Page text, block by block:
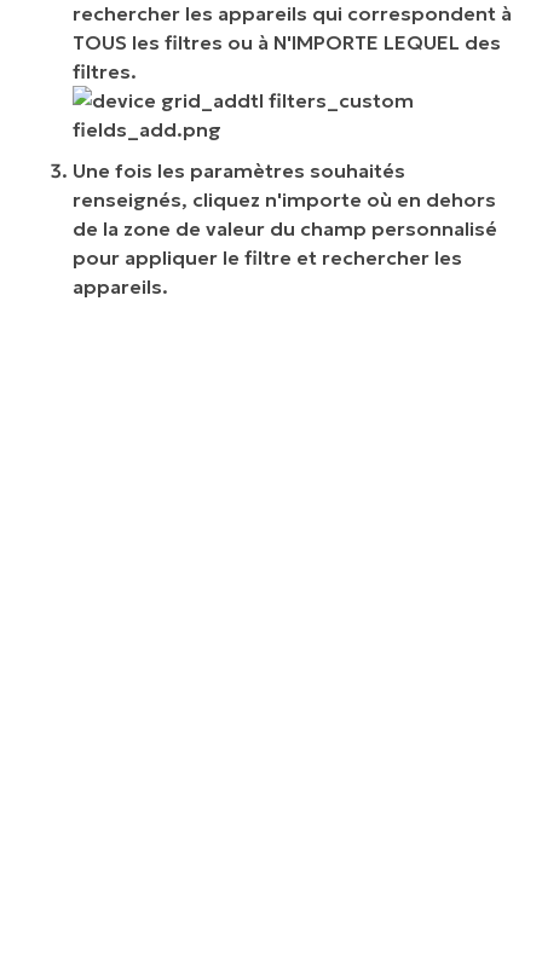
rechercher les appareils qui correspondent à
TOUS les filtres ou à N'IMPORTE LEQUEL des
filtres.
Une fois les paramètres souhaités
renseignés, cliquez n'importe où en dehors
de la zone de valeur du champ personnalisé
pour appliquer le filtre et rechercher les
appareils.